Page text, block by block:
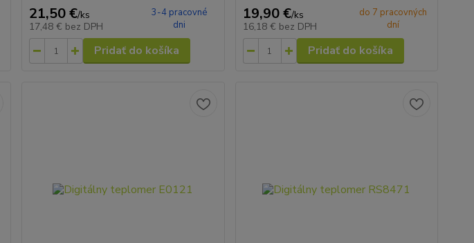
21,50 €/ks
17,48 € bez DPH
3-4 pracovné
dni
Pridať do košíka
19,90 €/ks
16,18 € bez DPH
do 7 pracovných
dní
Pridať do košíka